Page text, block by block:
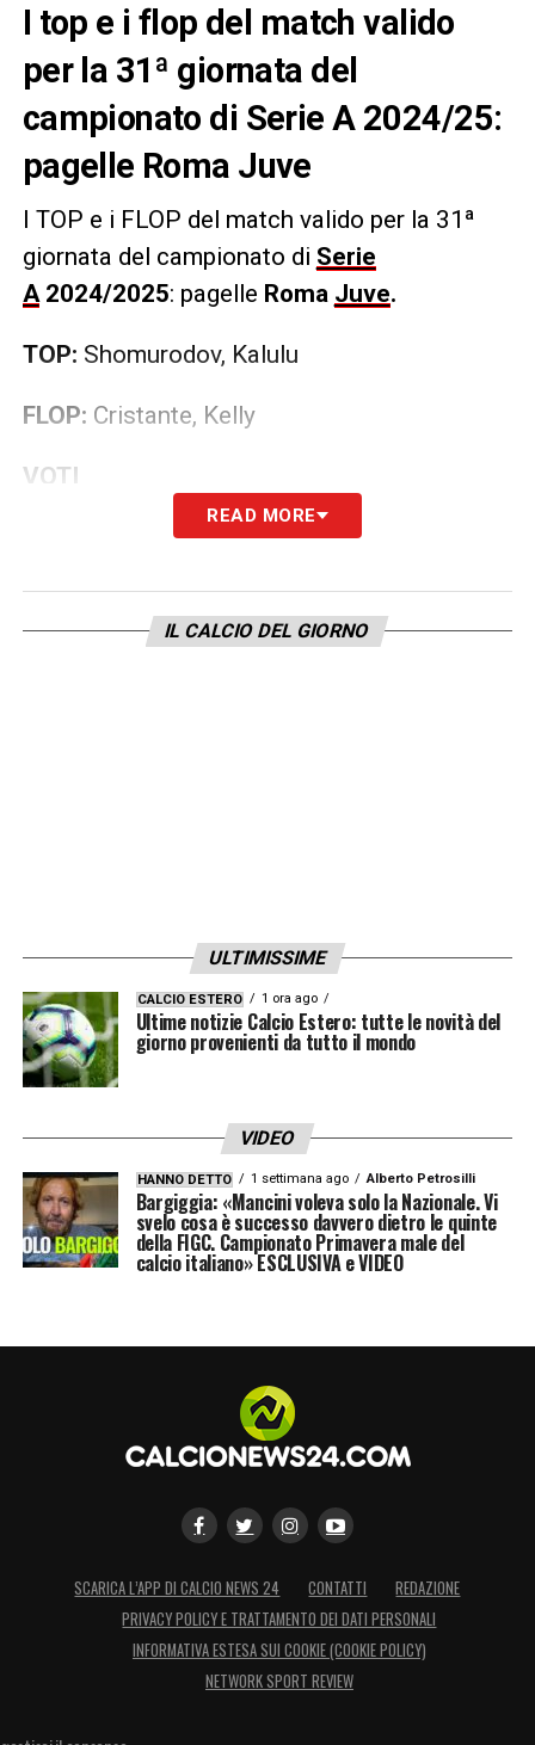
I top e i flop del match valido
per la 31ª giornata del
campionato di Serie A 2024/25:
pagelle Roma Juve
I TOP e i FLOP del match valido per la 31ª
giornata del campionato di Serie
A 2024/2025: pagelle Roma Juve.
TOP: Shomurodov, Kalulu
FLOP: Cristante, Kelly
VOTI
ROMA (3-4-2-1):Svilar 7; Mancini 6,
6.5; Celik 6 (72’ Nelsson 6), Koné 6.5,
Cristante 5.5 (61’ Paredes 6), Angeliño 6.5;
Kolo Muani 5.5).
LA PLAYLIST DELLE NOSTRE TOP NEWS
READ MORE
IL CALCIO DEL GIORNO
ULTIMISSIME
CALCIO ESTERO 1 ora ago
Ultime notizie Calcio Estero: tutte le novità del
giorno provenienti da tutto il mondo
VIDEO
HANNO DETTO 1 settimana ago Alberto Petrosilli
Bargiggia: «Mancini voleva solo la Nazionale. Vi
svelo cosa è successo davvero dietro le quinte
della FIGC. Campionato Primavera male del
calcio italiano» ESCLUSIVA e VIDEO
SCARICA L’APP DI CALCIO NEWS 24 CONTATTI
REDAZIONE
PRIVACY POLICY E TRATTAMENTO DEI DATI PERSONALI
INFORMATIVA ESTESA SUI COOKIE (COOKIE POLICY)
NETWORK SPORT REVIEW